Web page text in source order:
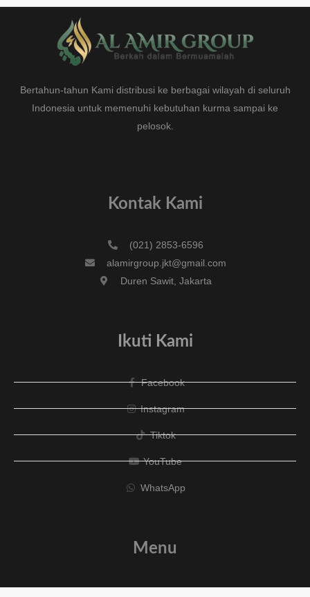
Bertahun-tahun Kami distribusi ke berbagai wilayah di seluruh
Indonesia untuk memenuhi kebutuhan kurma sampai ke
pelosok.
Kontak Kami
(021) 2853-6596
alamirgroup.jkt@gmail.com
Duren Sawit, Jakarta
Ikuti Kami
Facebook
Instagram
Tiktok
YouTube
WhatsApp
Menu